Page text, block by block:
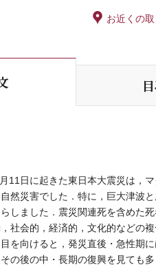
お近くの
11日に起きた東日本大震災は，
然災害でした．特に，巨大津波
しました．震災関連死を含めた
社会的，経済的，文化的などの
を向けると，発災直後・急性期
の後の中・長期の復興を見ても